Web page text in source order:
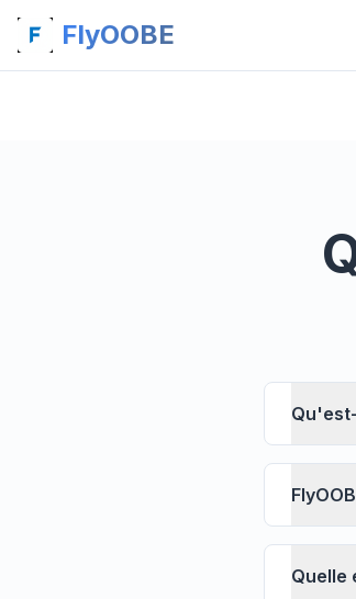
FlyOOBE
Quelle